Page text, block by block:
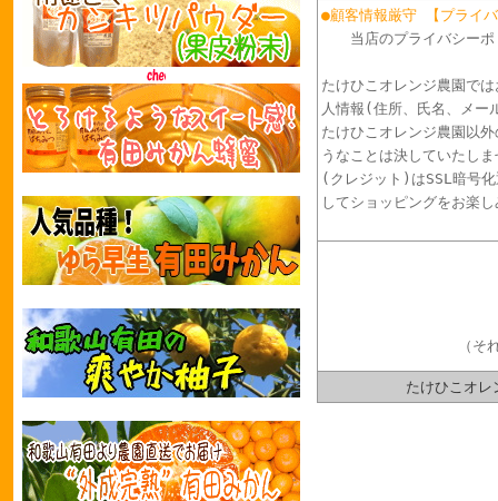
●顧客情報厳守 【プライ
当店のプライバシー
たけひこオレンジ農園で
人情報(住所、氏名、メー
たけひこオレンジ農園以
うなことは決していたし
(クレジット)はSSL暗号
してショッピングをお楽
（そ
たけひこオ